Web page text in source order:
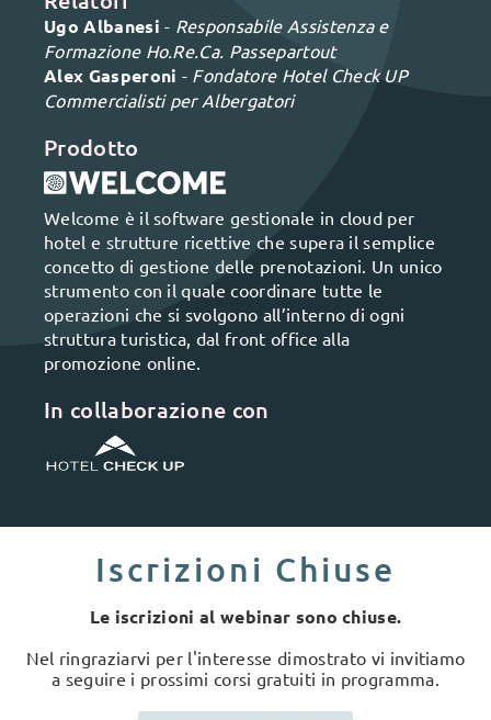
Ugo Albanesi - Responsabile Assistenza e
Formazione Ho.Re.Ca. Passepartout
Alex Gasperoni - Fondatore Hotel Check UP
Commercialisti per Albergatori
Prodotto
Welcome è il software gestionale in cloud per
hotel e strutture ricettive che supera il semplice
concetto di gestione delle prenotazioni. Un unico
strumento con il quale coordinare tutte le
operazioni che si svolgono all’interno di ogni
struttura turistica, dal front office alla
promozione online.
In collaborazione con
Iscrizioni Chiuse
Le iscrizioni al webinar sono chiuse.
Nel ringraziarvi per l'interesse dimostrato vi invitiamo
a seguire i prossimi corsi gratuiti in programma.